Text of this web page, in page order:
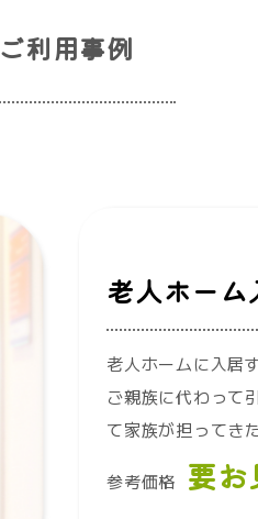
ご利用事例
老人ホー
老人ホームに入居
ご親族に代わって
て家族が担ってき
参考価格 要お